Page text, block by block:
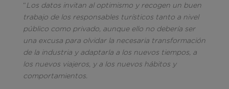
“ Los datos invitan al optimismo y recogen un buen
trabajo de los responsables turísticos tanto a nivel
público como privado, aunque ello no debería ser
una excusa para olvidar la necesaria transformación
de la industria y adaptarla a los nuevos tiempos, a
los nuevos viajeros, y a los nuevos hábitos y
comportamientos.